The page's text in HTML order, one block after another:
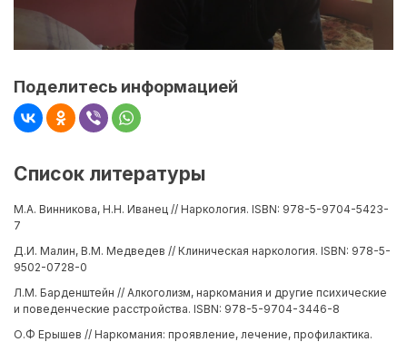
Поделитесь информацией
Список литературы
М.А. Винникова, Н.Н. Иванец // Наркология. ISBN: 978-5-9704-5423-
7
Д.И. Малин, В.М. Медведев // Клиническая наркология. ISBN: 978-5-
9502-0728-0
Л.М. Барденштейн // Алкоголизм, наркомания и другие психические
и поведенческие расстройства. ISBN: 978-5-9704-3446-8
О.Ф Ерышев // Наркомания: проявление, лечение, профилактика.